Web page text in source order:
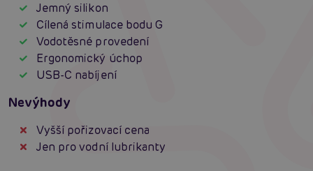
Jemný silikon
Cílená stimulace bodu G
Vodotěsné provedení
Ergonomický úchop
USB-C nabíjení
Nevýhody
Vyšší pořizovací cena
Jen pro vodní lubrikanty